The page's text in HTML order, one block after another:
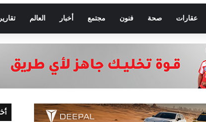
عقارات صحة فنون مجتمع أخبار العالم تقارير